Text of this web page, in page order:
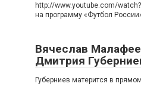
http://www.youtube.com/
на программу «Футбол
Вячеслав
Дмитрия
Губерниев матерится в